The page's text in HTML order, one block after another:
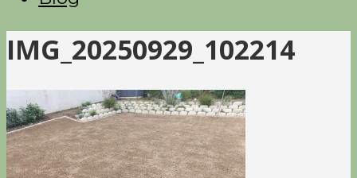
IMG_20250929_102214